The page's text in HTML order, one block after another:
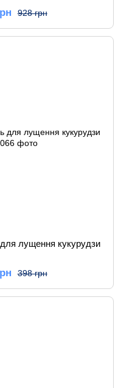
928 грн
лущення кукурудзи
398 грн